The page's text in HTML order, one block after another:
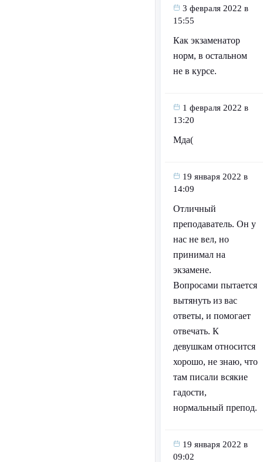
3 февраля 2022 в
15:55
Как экзаменатор
норм, в остальном
не в курсе.
1 февраля 2022 в
13:20
Мда(
19 января 2022 в
14:09
Отличный
преподаватель. Он у
нас не вел, но
принимал на
экзамене.
Вопросами пытается
вытянуть из вас
ответы, и помогает
отвечать. К
девушкам относится
хорошо, не знаю, что
там писали всякие
гадости,
нормальный препод.
19 января 2022 в
09:02